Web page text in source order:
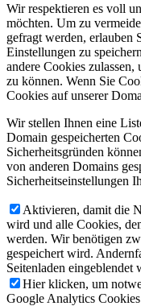
Wir respektieren es voll
möchten. Um zu
gefragt werden, erlauben
Einstellungen zu
andere Cookies
zu können. Wenn Sie
Cookies auf unserer
Wir stellen Ihnen eine
Domain gespeicherten
Sicherheitsgründen
von anderen Domains
Sicherheitseinstellungen
Aktivieren, damit die
wird und alle Cookies,
werden. Wir benötigen
gespeichert wird.
Seitenladen eingeblendet
Hier klicken, um
Google Analytics Cookies